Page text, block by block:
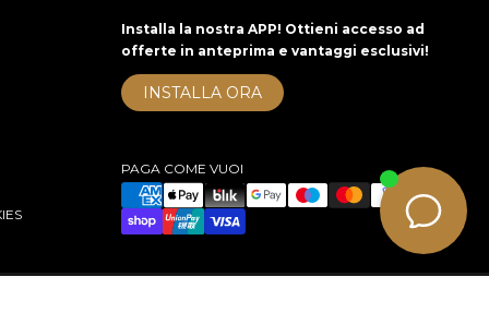
Installa la nostra APP! Ottieni accesso ad
offerte in anteprima e vantaggi esclusivi!
INSTALLA ORA
PAGA COME VUOI